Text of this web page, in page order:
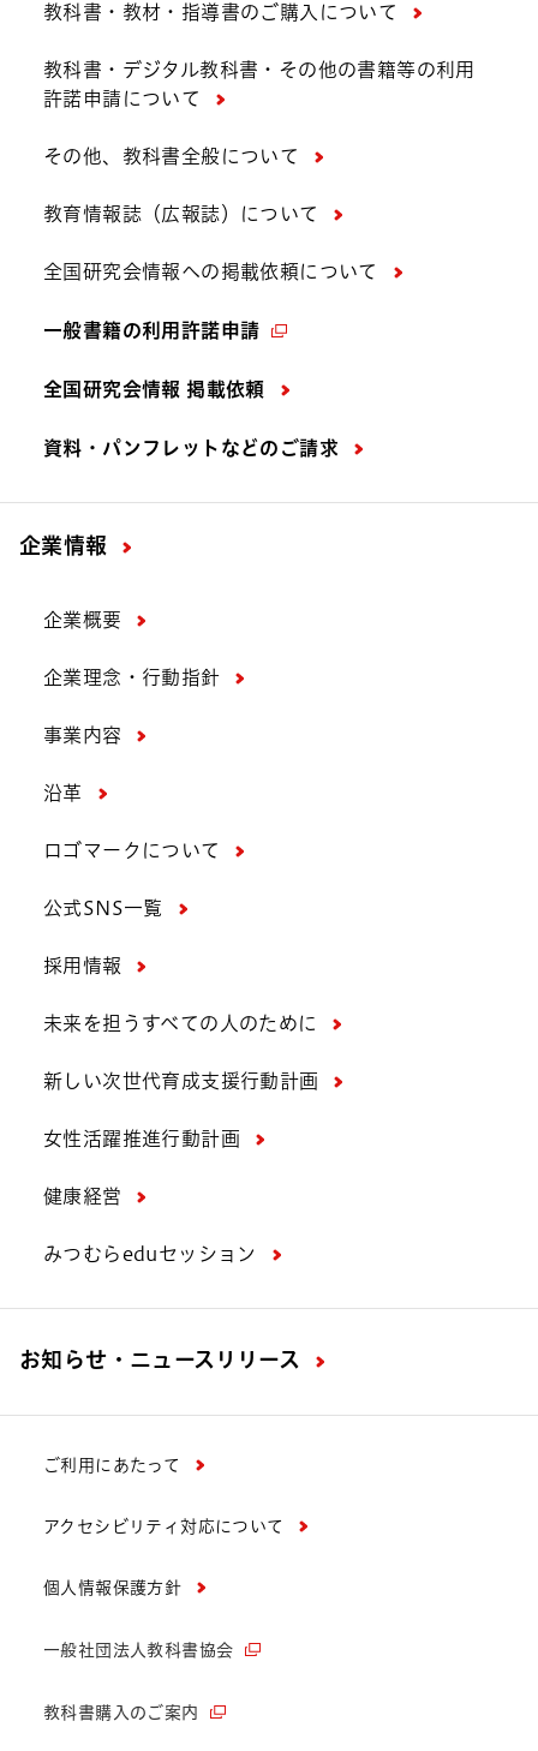
教科書・教材・指導書のご購入について
教科書・デジタル教科書・その他の書籍等の利用
許諾申請について
その他、教科書全般について
教育情報誌（広報誌）について
全国研究会情報への掲載依頼について
一般書籍の利用許諾申請
全国研究会情報 掲載依頼
資料・パンフレットなどの ご請求
企業情報
企業概要
企業理念・行動指針
事業内容
沿革
ロゴマークについて
公式SNS一覧
採用情報
未来を担うすべての人のために
新しい次世代育成支援行動計画
女性活躍推進行動計画
健康経営
みつむらeduセッション
お知らせ・ニュースリリース
ご利用にあたって
アクセシビリティ対応について
個人情報保護方針
一般社団法人教科書協会
教科書購入のご案内